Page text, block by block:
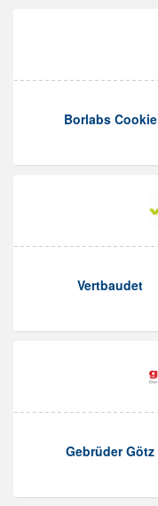
Borlabs Cookie
Vertbaudet
Gebrüder Götz